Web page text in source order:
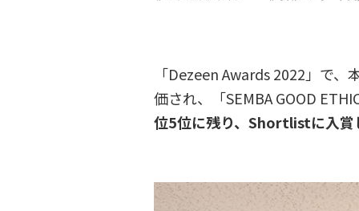
「Dezeen Awards 2022」で
価され、「SEMBA GOOD
位5位に残り、Shortlistに入賞